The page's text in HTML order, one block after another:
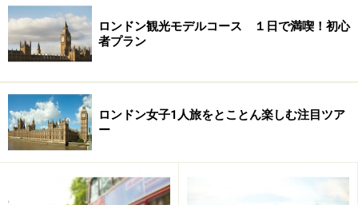
全てイギリス式インテリアで統一。ホテルのレストラン
も、もちろんクラシカルな正統派イギリス料理です。ま
た、きれいに手入れの行き届いた中庭をながめながらい
ただくアフタヌーンティーは、ロンドンではトップクラ
スのクオリティーです。
ロンドン観光モデルコース １日で満喫！初心
者プラン
ロンドン女子1人旅をとことん楽しむ注目ツア
ー